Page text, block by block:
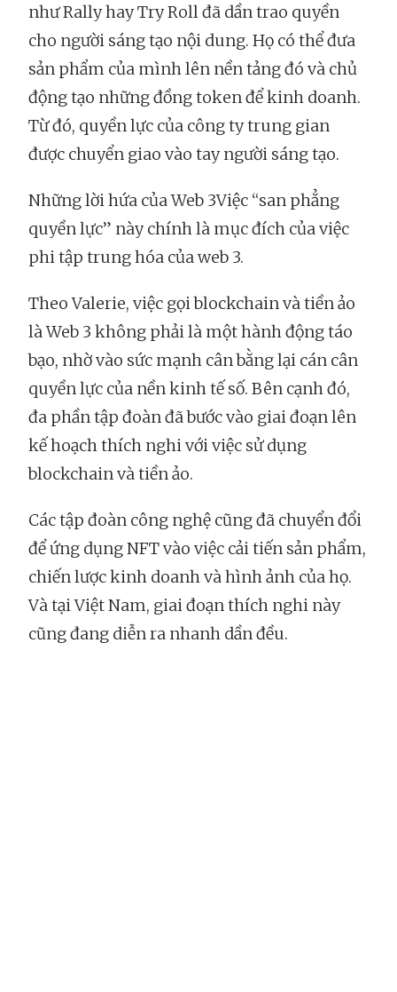
như Rally hay Try Roll đã dần trao quyền
cho người sáng tạo nội dung. Họ có thể đưa
sản phẩm của mình lên nền tảng đó và chủ
động tạo những đồng token để kinh doanh.
Từ đó, quyền lực của công ty trung gian
được chuyển giao vào tay người sáng tạo.
Những lời hứa của Web 3Việc “san phẳng
quyền lực” này chính là mục đích của việc
phi tập trung hóa của web 3.
Theo Valerie, việc gọi blockchain và tiền ảo
là Web 3 không phải là một hành động táo
bạo, nhờ vào sức mạnh cân bằng lại cán cân
quyền lực của nền kinh tế số. Bên cạnh đó,
đa phần tập đoàn đã bước vào giai đoạn lên
kế hoạch thích nghi với việc sử dụng
blockchain và tiền ảo.
Các tập đoàn công nghệ cũng đã chuyển đổi
để ứng dụng NFT vào việc cải tiến sản phẩm,
chiến lược kinh doanh và hình ảnh của họ.
Và tại Việt Nam, giai đoạn thích nghi này
cũng đang diễn ra nhanh dần đều.